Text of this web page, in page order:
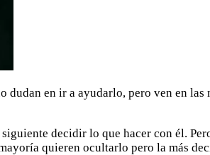
en ir a ayudarlo, pero ven en las
decidir lo que hacer con él.
quieren ocultarlo pero la más